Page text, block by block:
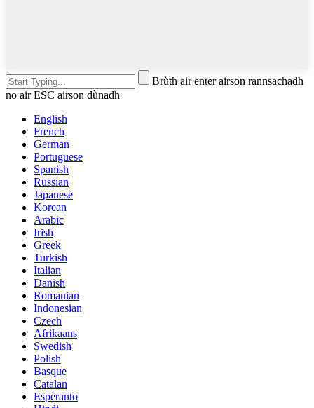
Brùth air enter airson rannsachadh
no air ESC airson dùnadh
English
French
German
Portuguese
Spanish
Russian
Japanese
Korean
Arabic
Irish
Greek
Turkish
Italian
Danish
Romanian
Indonesian
Czech
Afrikaans
Swedish
Polish
Basque
Catalan
Esperanto